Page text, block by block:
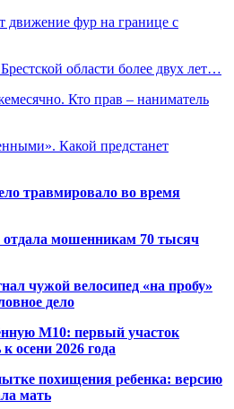
движение фур на границе с
области более двух лет…
Кто прав – наниматель
Какой предстанет
травмировало во время
отдала мошенникам 70 тысяч
чужой велосипед «на пробу»
дело
М10: первый участок
осени 2026 года
похищения ребенка: версию
мать